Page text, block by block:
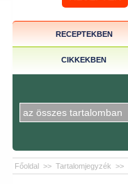
RECEPTEKBEN
CIKKEKBEN
Főoldal >> Tartalomjegyzék >>